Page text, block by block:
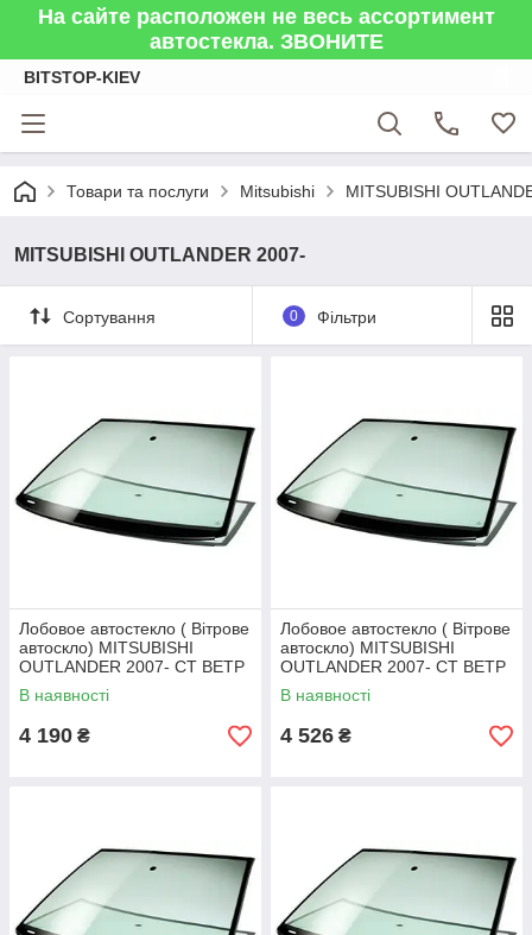
На сайте расположен не весь ассортимент
автостекла. ЗВОНИТЕ
BITSTOP-KIEV
Товари та послуги Mitsubishi MITSUBISHI
MITSUBISHI OUTLANDER 2007-
Сортування 0 Фільтри
Лобовое автостекло ( Вітрове
автоскло) MITSUBISHI
OUTLANDER 2007- СТ ВЕТР
ЗЛ /CITROEN C-CROSSER
LHD 2007- СТ ВЕТР ЗЛ
В наявності
4 190 ₴
Лобовое автостекло ( Вітрове
автоскло) MITSUBISHI
OUTLANDER 2007- СТ ВЕТР
ЗЛ+ЭО+КР/PEUGEOT 4007
07 СТ ВЕТР ЗЛ+ЭО/CITROEN
ВЕТР
В наявності
4 526 ₴